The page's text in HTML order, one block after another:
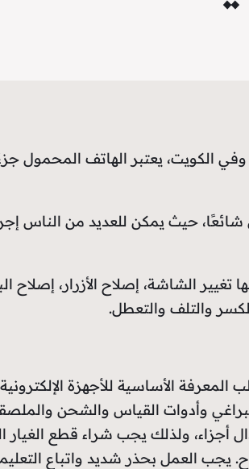
الكويت، يعتبر الهاتف المحمول
حيث يمكن للعديد من الناس
الشاشة، إصلاح الأزرار، إصلاح
والتلف والتعطل.
الأساسية للأجهزة
وأدوات القياس والشحن
أجزاء، ولذلك يجب شراء قطع الغيار
يجب العمل بحذر شديد واتباع